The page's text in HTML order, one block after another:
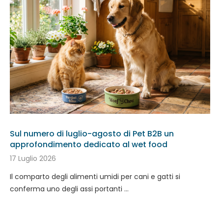
Sul numero di luglio-agosto di Pet B2B un
approfondimento dedicato al wet food
17 Luglio 2026
Il comparto degli alimenti umidi per cani e gatti si
conferma uno degli assi portanti …